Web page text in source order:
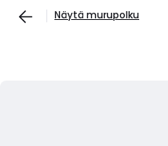
Näytä murupolku